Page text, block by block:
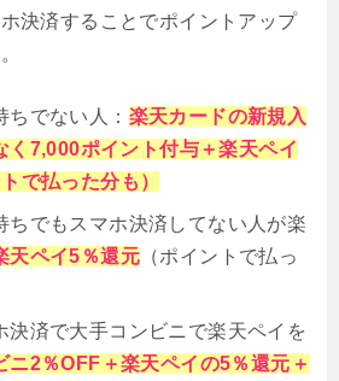
決済することでポイントアップ
でない人： 楽天カードの新規入
く7,000ポイント付与＋楽天ペイ
で払った分も）
ちでもスマホ決済してない人が楽
天ペイ5％還元 （ポイントで払っ
決済で大手コンビニで楽天ペイを
ニ2％OFF＋楽天ペイの5％還元＋